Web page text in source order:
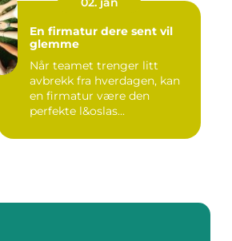
En firmatur dere sent vil
glemme
Når teamet trenger litt
avbrekk fra hverdagen, kan
en firmatur være den
perfekte l&oslas...